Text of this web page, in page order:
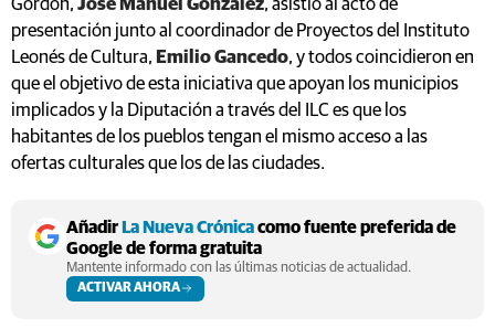
Gordón, José Manuel González, asistió al acto de
presentación junto al coordinador de Proyectos del Instituto
Leonés de Cultura, Emilio Gancedo, y todos coincidieron en
que el objetivo de esta iniciativa que apoyan los municipios
implicados y la Diputación a través del ILC es que los
habitantes de los pueblos tengan el mismo acceso a las
ofertas culturales que los de las ciudades.
AñadirLa Nueva Crónicacomo fuente preferida de
Google de forma gratuita
Mantente informado con las últimas noticias de actualidad.
ACTIVAR AHORA